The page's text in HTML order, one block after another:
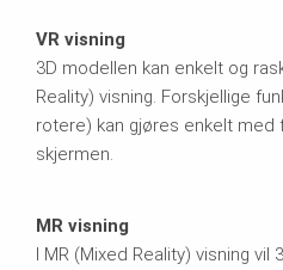
VR visning
3D modellen kan enkelt og
Reality) visning. Forskjellige
rotere) kan gjøres enkelt med
skjermen.
MR visning
I MR (Mixed Reality) visning